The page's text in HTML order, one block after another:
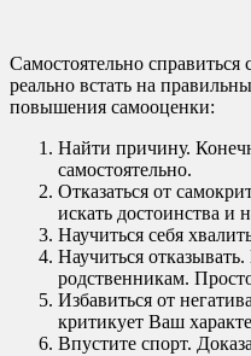
Самостоятельно
реально встать на
повышения самооценки:
Найти причину.
самостоятельно.
Отказаться от
искать достоинства и
Научиться себя
Научиться
родственникам.
Избавиться от
критикует Ваш
Впустите спорт.